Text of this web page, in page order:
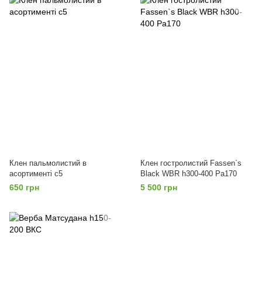
Клен пальмолистий в
асортименті c5
650 грн
Клен гостролистий Fassen`s
Black WBR h300-400 Ра170
5 500 грн